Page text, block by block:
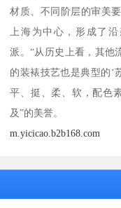
材质、不同阶层的审美
上海为中心，形成了
派。“从历史上看，其他
的装裱技艺也是典型的‘
平、挺、柔、软，配色
及”的美誉。
m.yicicao.b2b168.com